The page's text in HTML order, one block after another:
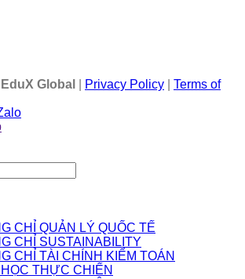
EduX Global Privacy Policy
Terms of
CHỈ QUẢN LÝ QUỐC TẾ
CHỈ SUSTAINABILITY
CHỈ TÀI CHÍNH KIỂM TOÁN
THỰC CHIẾN